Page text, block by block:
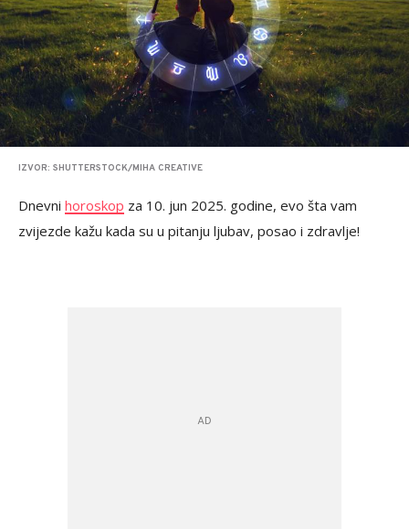
IZVOR: SHUTTERSTOCK/MIHA CREATIVE
Dnevni horoskop za 10. jun 2025. godine, evo šta vam
zvijezde kažu kada su u pitanju ljubav, posao i zdravlje!